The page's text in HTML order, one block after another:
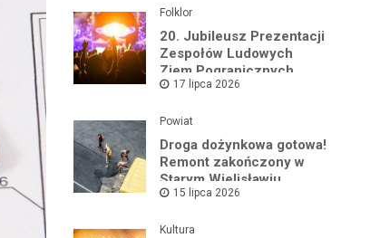
Folklor
20. Jubileusz Prezentacji
Zespołów Ludowych
Ziem Pogranicznych
„Róża Kłodzka” za nami!
17 lipca 2026
Powiat
Droga dożynkowa gotowa!
Remont zakończony w
Starym Wielisławiu
15 lipca 2026
Kultura